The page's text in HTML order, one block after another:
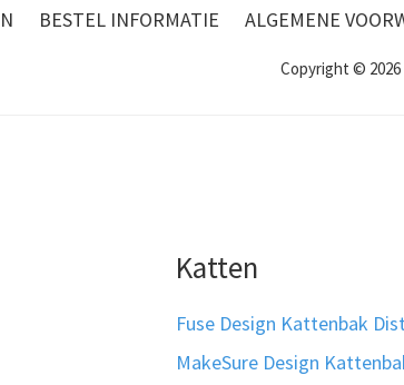
BESTEL INFORMATIE ALGEMENE
Copyright © 2026
Katten
Fuse Design Kattenbak
MakeSure Design